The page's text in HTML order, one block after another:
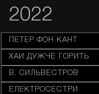
2022
ПЕТЕР ФОН КАНТ
ХАЙ ДУЖЧЕ ГОРИТЬ
В. СИЛЬВЕСТРОВ
ЕЛЕКТРОСЕСТРИ